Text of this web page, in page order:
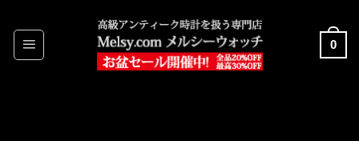
to
content
0